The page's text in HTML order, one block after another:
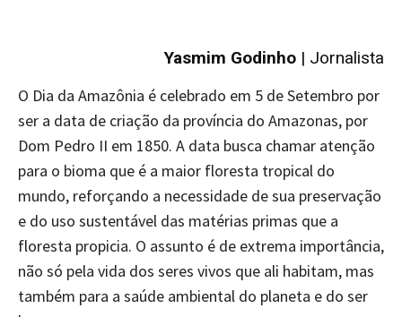
Yasmim Godinho | Jornalista
O Dia da Amazônia é celebrado em 5 de Setembro por
ser a data de criação da província do Amazonas, por
Dom Pedro II em 1850. A data busca chamar atenção
para o bioma que é a maior floresta tropical do
mundo, reforçando a necessidade de sua preservação
e do uso sustentável das matérias primas que a
floresta propicia. O assunto é de extrema importância,
não só pela vida dos seres vivos que ali habitam, mas
também para a saúde ambiental do planeta e do ser